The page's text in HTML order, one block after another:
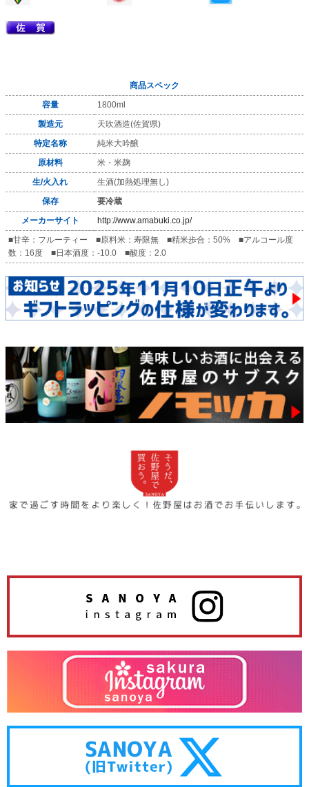
商品スペック
容量
1800ml
製造元
天吹酒造(佐賀県)
特定名称
純米大吟醸
原材料
米・米麹
生/火入れ
生酒(加熱処理無し)
保存
要冷蔵
メーカーサイト
http://www.amabuki.co.jp/
■甘辛：フルーティー ■原料米：寿限無 ■精米歩合：50% ■アルコール度
数：16度 ■日本酒度：-10.0 ■酸度：2.0